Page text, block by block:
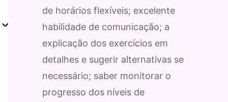
de horários flexíveis; excelente
habilidade de comunicação; a
explicação dos exercícios em
detalhes e sugerir alternativas se
necessário; saber monitorar o
progresso dos níveis de